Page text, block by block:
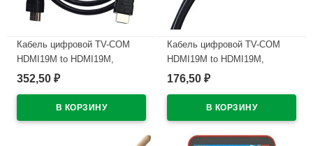
Кабель цифровой TV-COM
HDMI19M to HDMI19M,
V1.4+3D, 3m
352,50 ₽
Кабель цифровой TV-COM
HDMI19M to HDMI19M,
V1.4+3D, 1.5m
176,50 ₽